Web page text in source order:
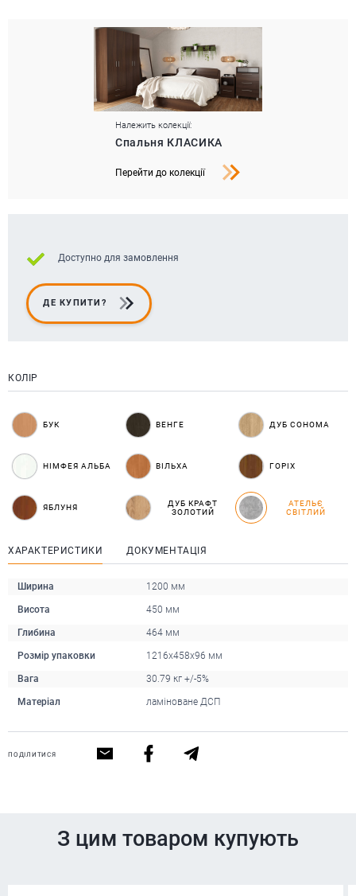
Належить колекції:
Спальня КЛАСИКА
Перейти до колекції
Доступно для замовлення
ДЕ КУПИТИ?
КОЛІР
БУК ВЕНГЕ ДУБ СОНОМА
НІМФЕЯ АЛЬБА ВІЛЬХА ГОРІХ
ЯБЛУНЯ
ДУБ КРАФТ
ЗОЛОТИЙ
АТЕЛЬЄ
СВІТЛИЙ
ХАРАКТЕРИСТИКИ ДОКУМЕНТАЦІЯ
Ширина 1200 мм
Висота 450 мм
Глибина 464 мм
Розмір упаковки 1216x458x96 мм
Вага 30.79 кг +/-5%
Матеріал ламіноване ДСП
ПОДІЛИТИСЯ
З цим товаром купують